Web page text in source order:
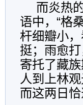
而炎热
语中，“格
杆细瓣小
挺；雨愈
寄托了藏
人到上林
而这两日